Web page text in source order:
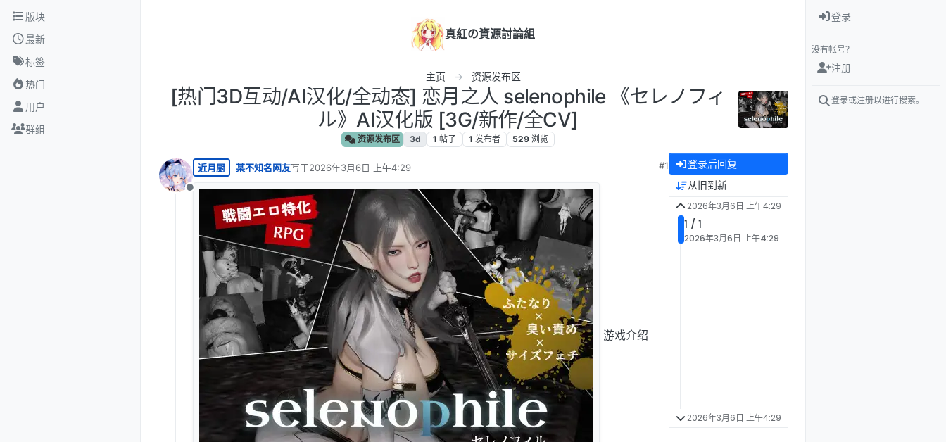
跳转至内容
版块
最新
标签
热门
用户
群组
真紅の資源討論組
主页 资源发布区
[热门3D互动/AI汉化/全动态] 恋月之人 selenophile 《セレノフィ
ル》AI汉化版 [3G/新作/全CV]
资源发布区 3d 1 帖子 1 发布者 529 浏览
离线
近月厨 某不知名网友写于2026年3月6日 上午4:29
最后由 编辑
#1
游戏介绍
登录后回复
从旧到新
2026年3月6日 上午4:29
1 / 1
2026年3月6日 上午4:29
2026年3月6日 上午4:29
登录
没有帐号？
注册
登录或注册以进行搜索。